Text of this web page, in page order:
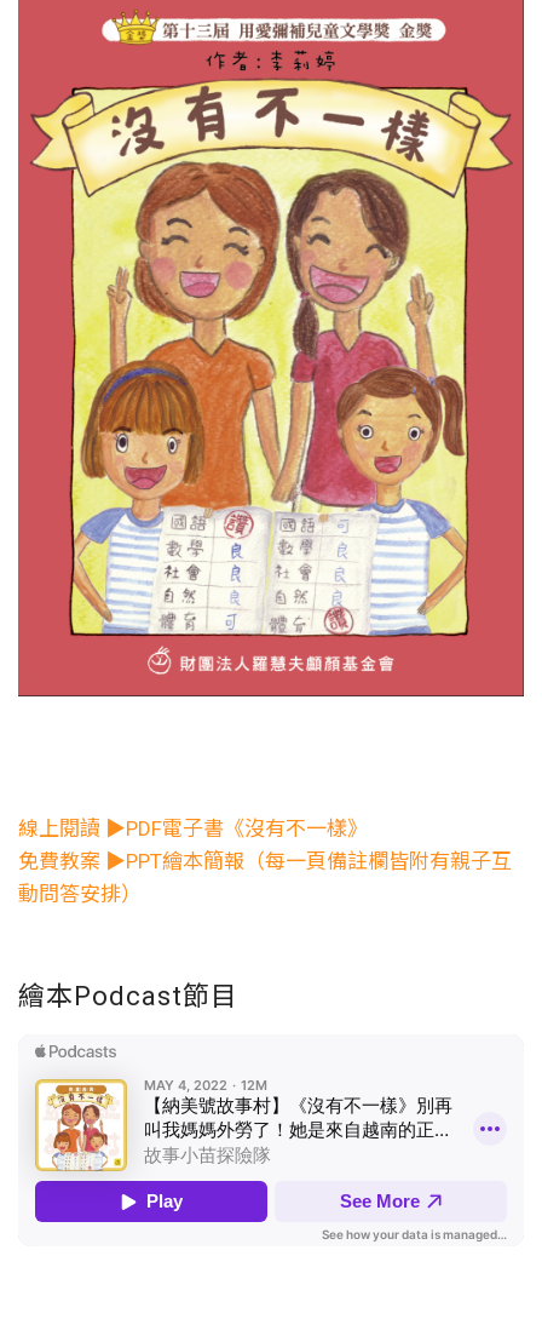
線上閱讀 ▶PDF電子書《沒有不一樣》
免費教案 ▶PPT繪本簡報（每一頁備註欄皆附有親子互
動問答安排）
繪本Podcast節目